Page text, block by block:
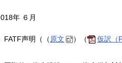
年 ６月
FATF声明（（ 原文 ）（ 仮訳（